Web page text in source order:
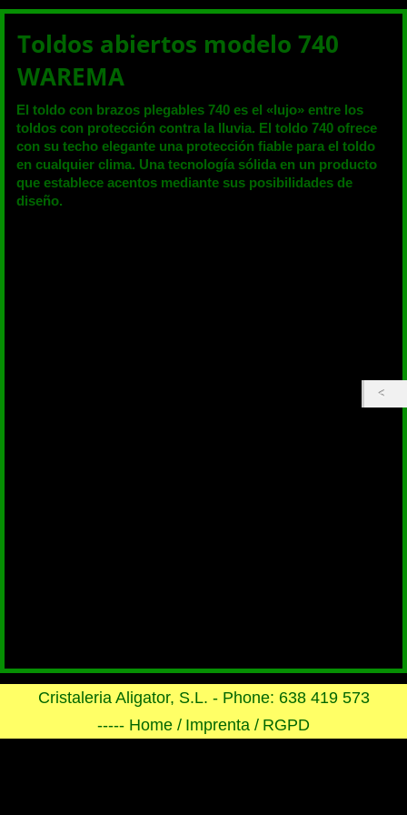
Toldos abiertos modelo 740
WAREMA
El toldo con brazos plegables 740 es el «lujo» entre los
toldos con protección contra la lluvia. El toldo 740 ofrece
con su techo elegante una protección fiable para el toldo
en cualquier clima. Una tecnología sólida en un producto
que establece acentos mediante sus posibilidades de
diseño.
Cristaleria Aligator, S.L. - Phone: 638 419 573
----- Home / Imprenta / RGPD